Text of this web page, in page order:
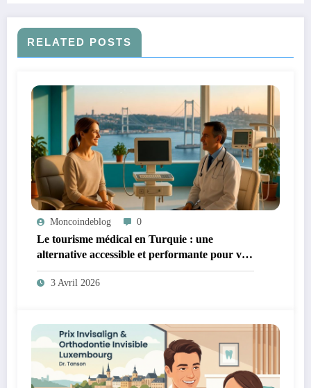
RELATED POSTS
Moncoindeblog 0
Le tourisme médical en Turquie : une
alternative accessible et performante pour vos
soins de santé
3 Avril 2026